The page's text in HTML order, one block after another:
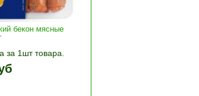
бекон мясные
за 1шт товара.
кнопками «+»
нужное